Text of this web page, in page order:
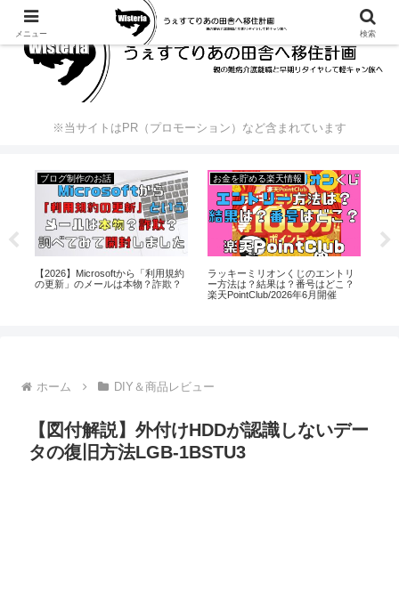
※当サイトはPR（プロモーション）など含まれています
ブログ制作のお話
【2026】Microsoftから「利用規約
の更新」のメールは本物？詐欺？
お金を貯める楽天情報
ラッキーミリオンくじのエントリ
ー方法は？結果は？番号はどこ？
楽天PointClub/2026年6月開催
ホーム DIY＆商品レビュー
【図付解説】外付けHDDが認識しないデー
タの復旧方法LGB-1BSTU3
メニュー 検索